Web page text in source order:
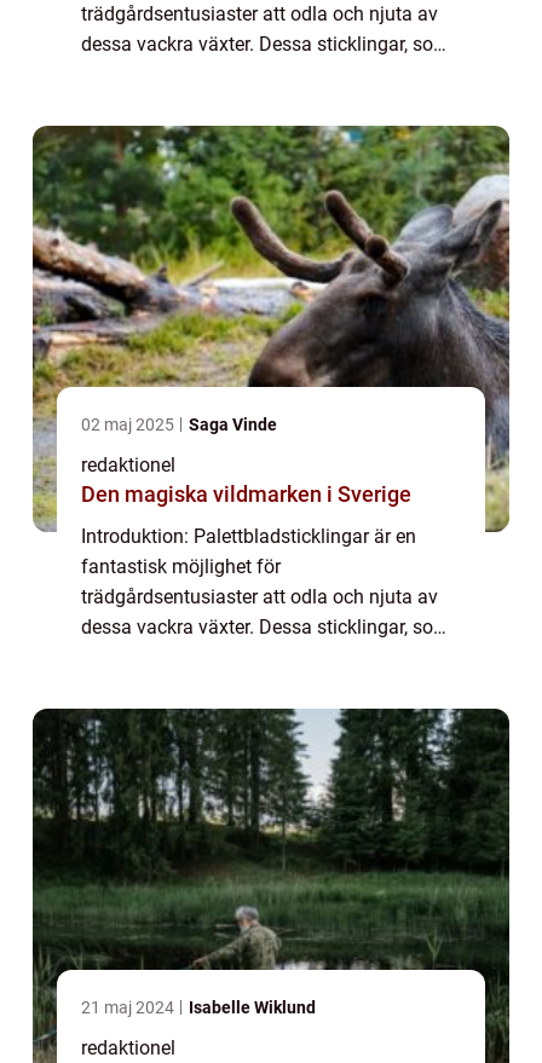
trädgårdsentusiaster att odla och njuta av
dessa vackra växter. Dessa sticklingar, som
användas i olika tr...
02 maj 2025 Saga Vinde
redaktionel
Den magiska vildmarken i Sverige
Introduktion: Palettbladsticklingar är en
fantastisk möjlighet för
trädgårdsentusiaster att odla och njuta av
dessa vackra växter. Dessa sticklingar, som
användas i olika tr...
21 maj 2024 Isabelle Wiklund
redaktionel